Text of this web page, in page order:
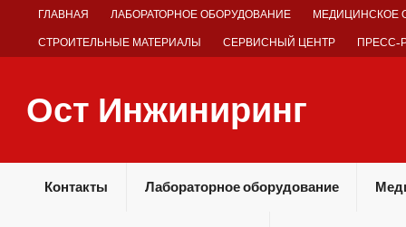
ГЛАВНАЯ ЛАБОРАТОРНОЕ ОБОРУДОВАНИЕ МЕДИЦИНСКОЕ
СТРОИТЕЛЬНЫЕ МАТЕРИАЛЫ СЕРВИСНЫЙ ЦЕНТР ПРЕСС-
Ост Инжиниринг
Контакты Лабораторное оборудование